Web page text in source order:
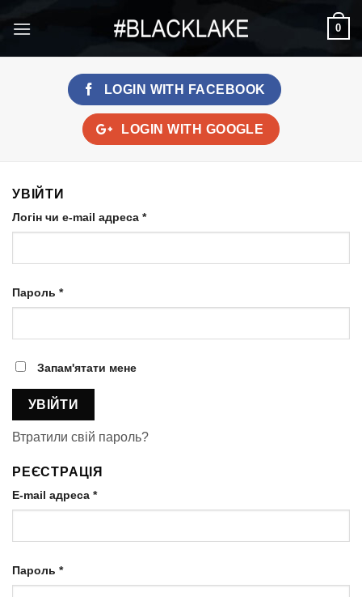
0
LOGIN WITH FACEBOOK
LOGIN WITH GOOGLE
УВІЙТИ
Логін чи e-mail адреса *
Пароль *
Запам'ятати мене
УВІЙТИ
Втратили свій пароль?
РЕЄСТРАЦІЯ
E-mail адреса *
Пароль *